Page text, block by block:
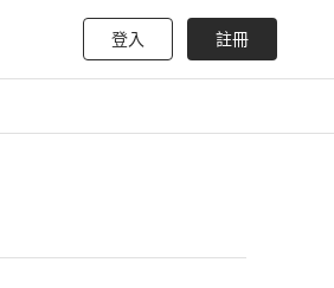
登入 註冊